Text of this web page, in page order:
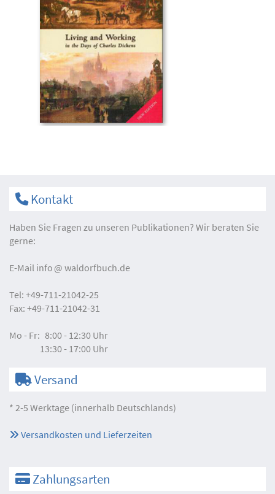
Kontakt
Haben Sie Fragen zu unseren Publikationen? Wir beraten Sie
gerne:
E-Mail info waldorfbuch.de
Tel: +49-711-21042-25
Fax: +49-711-21042-31
Mo - Fr: 8:00 - 12:30 Uhr
13:30 - 17:00 Uhr
Versand
* 2-5 Werktage (innerhalb Deutschlands)
Versandkosten und Lieferzeiten
Zahlungsarten